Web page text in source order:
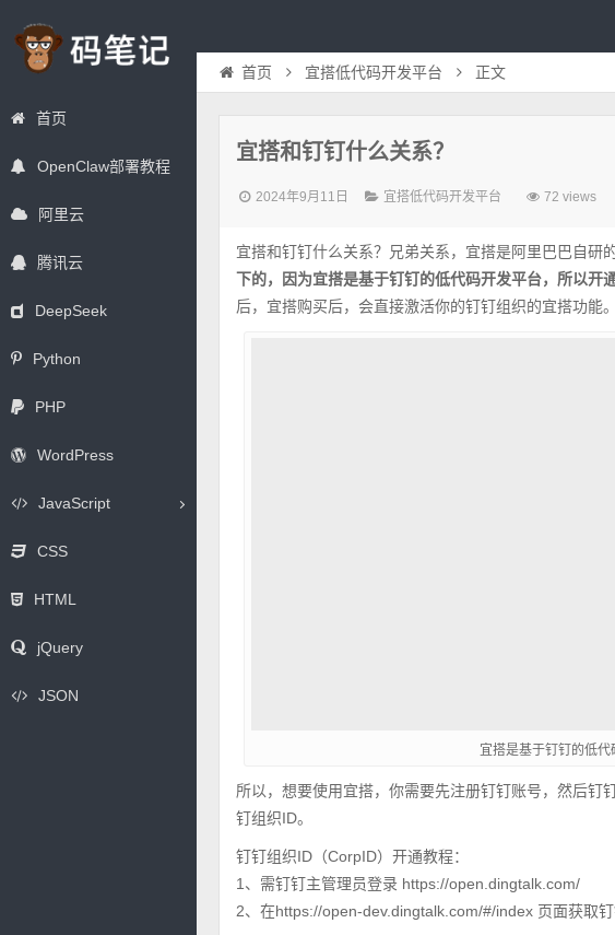
首页
OpenClaw部署教程
阿里云
腾讯云
DeepSeek
Python
PHP
WordPress
JavaScript
CSS
HTML
jQuery
JSON
首页 宜搭低代码开发平台 正文
宜搭和钉钉什么关系？
2024年9月11日 宜搭低代码开发平台 72 views
宜搭和钉钉什么关系？兄弟关系，宜搭是阿里巴巴自研
下的，因为宜搭是基于钉钉的低代码开发平台，所以开
后，宜搭购买后，会直接激活你的钉钉组织的宜搭功能
宜搭是基于钉钉的低代
所以，想要使用宜搭，你需要先注册钉钉账号，然后
钉组织ID。
钉钉组织ID（CorpID）开通教程：
1、需钉钉主管理员登录 https://open.dingtalk.com/
2、在https://open-dev.dingtalk.com/#/index 页面获取钉